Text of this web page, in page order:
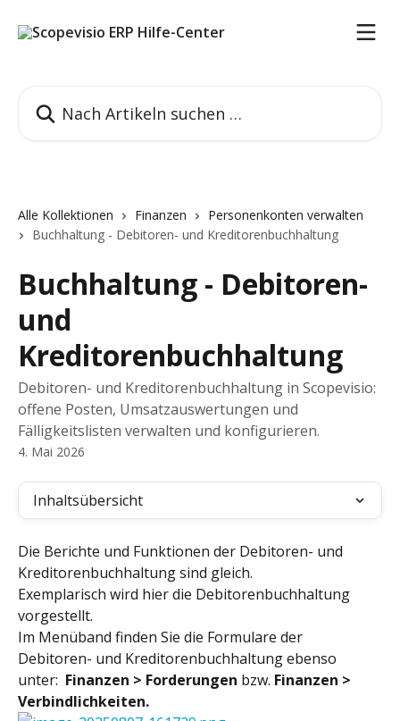
Alle Kollektionen Finanzen
Personenkonten verwalten
Buchhaltung - Debitoren- und Kreditorenbuchhaltung
Buchhaltung - Debitoren-
und
Kreditorenbuchhaltung
Debitoren- und Kreditorenbuchhaltung in Scopevisio:
offene Posten, Umsatzauswertungen und
Fälligkeitslisten verwalten und konfigurieren.
4. Mai 2026
Inhaltsübersicht
Die Berichte und Funktionen der Debitoren- und
Kreditorenbuchhaltung sind gleich.
Exemplarisch wird hier die Debitorenbuchhaltung
vorgestellt.
Im Menüband finden Sie die Formulare der
Debitoren- und Kreditorenbuchhaltung ebenso
unter: Finanzen > Forderungen bzw. Finanzen >
Verbindlichkeiten.